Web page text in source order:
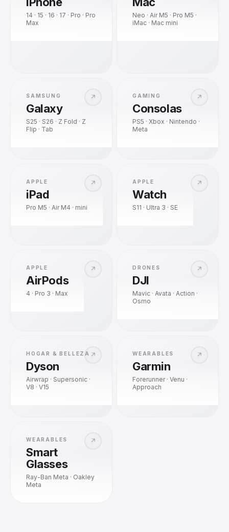
14 · 15 · 16 · 17 · Pro · Pro
Max
Neo · Air M5 · Pro M5 ·
iMac · Mac mini
↗
SAMSUNG
Galaxy
S25 · S26 · Z Fold · Z
Flip · Tab
↗
GAMING
Consolas
PS5 · Xbox · Nintendo ·
Meta
↗
APPLE
iPad
Pro M5 · Air M4 · mini
↗
APPLE
Watch
S11 · Ultra 3 · SE
↗
APPLE
AirPods
4 · Pro 3 · Max
↗
DRONES
DJI
Mavic · Avata · Action ·
Osmo
↗
HOGAR & BELLEZA
Dyson
Airwrap · Supersonic ·
V8 · V15
↗
WEARABLES
Garmin
Forerunner · Venu ·
Approach
↗
WEARABLES
Smart
Glasses
Ray-Ban Meta · Oakley
Meta